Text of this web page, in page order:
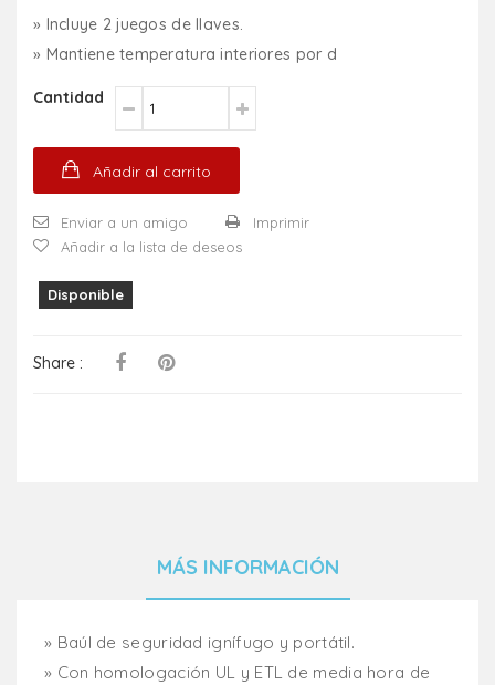
» Incluye 2 juegos de llaves.
» Mantiene temperatura interiores por d
Cantidad
Añadir al carrito
Enviar a un amigo
Imprimir
Añadir a la lista de deseos
Disponible
Share :
MÁS INFORMACIÓN
» Baúl de seguridad ignífugo y portátil.
» Con homologación UL y ETL de media hora de